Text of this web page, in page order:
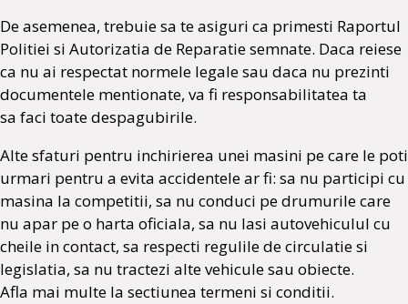
De asemenea, trebuie sa te asiguri ca primesti Raportul
Politiei si Autorizatia de Reparatie semnate. Daca reiese
ca nu ai respectat normele legale sau daca nu prezinti
documentele mentionate, va fi responsabilitatea ta
sa faci toate despagubirile.
Alte sfaturi pentru inchirierea unei masini pe care le poti
urmari pentru a evita accidentele ar fi: sa nu participi cu
masina la competitii, sa nu conduci pe drumurile care
nu apar pe o harta oficiala, sa nu lasi autovehiculul cu
cheile in contact, sa respecti regulile de circulatie si
legislatia, sa nu tractezi alte vehicule sau obiecte.
Afla mai multe la sectiunea termeni si conditii.